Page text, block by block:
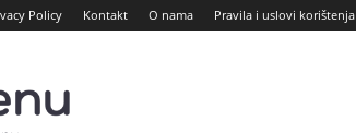
Policy Kontakt O nama Pravila i uslovi korištenja